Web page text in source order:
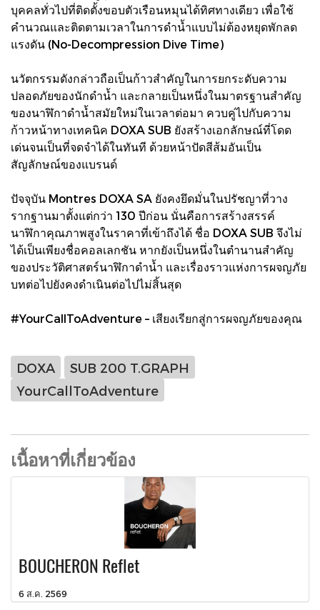
บุคคลทั่วไปที่ติดตั้งขอบตัวเรือนหมุนได้ทิศทางเดียว เพื่อใช้
คำนวณและติดตามเวลาในการดำน้ำแบบไม่ต้องหยุดพักลด
แรงดัน (No-Decompression Dive Time)
นวัตกรรมดังกล่าวถือเป็นก้าวสำคัญในการยกระดับความ
ปลอดภัยของนักดำน้ำ และกลายเป็นหนึ่งในมาตรฐานสำคัญ
ของนาฬิกาดำน้ำสมัยใหม่ในเวลาต่อมา ควบคู่ไปกับความ
ก้าวหน้าทางเทคนิค DOXA SUB ยังสร้างเอกลักษณ์ที่โดด
เด่นจนเป็นที่จดจำได้ในทันที ด้วยหน้าปัดสีส้มอันเป็น
สัญลักษณ์ของแบรนด์
ปัจจุบัน Montres DOXA SA ยังคงยึดมั่นในปรัชญาที่วาง
รากฐานมาตั้งแต่กว่า 130 ปีก่อน นั่นคือการสร้างสรรค์
นาฬิกาคุณภาพสูงในราคาที่เข้าถึงได้ ชื่อ DOXA SUB จึงไม่
ได้เป็นเพียงชื่อคอลเลกชัน หากยังเป็นหนึ่งในตำนานสำคัญ
ของประวัติศาสตร์นาฬิกาดำน้ำ และเรื่องราวแห่งการผจญภัย
บทต่อไปยังคงดำเนินต่อไปไม่สิ้นสุด
#YourCallToAdventure – เสียงเรียกสู่การผจญภัยของคุณ
DOXA
SUB 200 T.GRAPH
YourCallToAdventure
เนื้อหาที่เกี่ยวข้อง
BOUCHERON Reflet
6 ส.ค. 2569